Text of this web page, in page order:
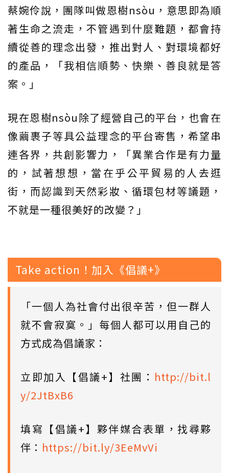
蔡婉伶說，團隊叫做恩樹nsòu，意思即為順
著生命之流走，不管遇到什麼難題，都會持
續從善的理念出發，推出對人、對環境都好
的產品，「我相信順勢、快樂、善良就是答
案。」
現在恩樹nsòu除了經營自己的平台，也會在
像繭裹子等具公益理念的平台寄售，希望串
連各界，共創影響力，「異業合作是有力量
的，試著想想，當在乎公平貿易的人去逛
街，而認識到天然彩妝、循環包材等議題，
不就是一種很美好的改變？」
Take action！加入《倡議+》
「一個人為社會付出很辛苦，但一群人
就不會寂寞。」每個人都可以用自己的
方式成為倡議家：
立即加入【倡議+】社團： http://bit.l
y/2JtBxB6
填寫【倡議+】夥伴媒合表單，找尋夥
伴： https://bit.ly/3EeMvVi